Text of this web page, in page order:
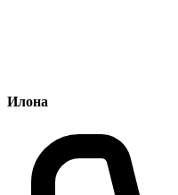
Илона